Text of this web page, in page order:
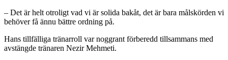
– Det är helt otroligt vad vi är solida bakåt, det är bara målskörden vi
behöver få ännu bättre ordning på.
Hans tillfälliga tränarroll var noggrant förberedd tillsammans med
avstängde tränaren Nezir Mehmeti.